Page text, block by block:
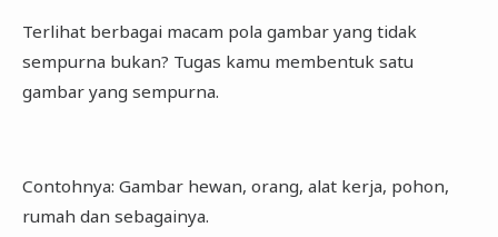
Terlihat berbagai macam pola gambar yang tidak
sempurna bukan? Tugas kamu membentuk satu
gambar yang sempurna.
Contohnya: Gambar hewan, orang, alat kerja, pohon,
rumah dan sebagainya.